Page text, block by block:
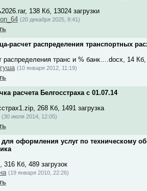
138 Кб, 13024 загрузки
(20 декабря 2025, 8:41)
расчет распределения транспортных
распределения транс и % банк….docx, 14 Кб,
(10 января 2012, 11:19)
расчета Белгосстраха с 01.07.14
268 Кб, 1491 загрузка
(30 июля 2014, 12:05)
оформления услуг по техническому
316 Кб, 489 загрузок
(19 января 2010, 22:26)